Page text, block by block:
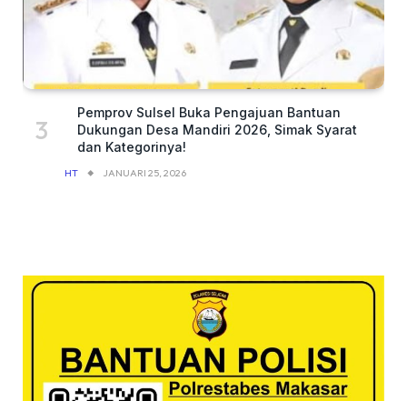
Pemprov Sulsel Buka Pengajuan Bantuan
Dukungan Desa Mandiri 2026, Simak Syarat
dan Kategorinya!
HT JANUARI 25, 2026